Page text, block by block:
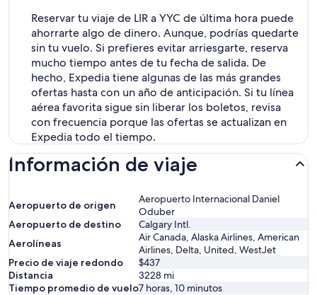
Reservar tu viaje de LIR a YYC de última hora puede
ahorrarte algo de dinero. Aunque, podrías quedarte
sin tu vuelo. Si prefieres evitar arriesgarte, reserva
mucho tiempo antes de tu fecha de salida. De
hecho, Expedia tiene algunas de las más grandes
ofertas hasta con un año de anticipación. Si tu línea
aérea favorita sigue sin liberar los boletos, revisa
con frecuencia porque las ofertas se actualizan en
Expedia todo el tiempo.
Información de viaje
Aeropuerto de origen
Aeropuerto Internacional Daniel
Oduber
Aeropuerto de destino
Calgary Intl.
Aerolíneas
Air Canada, Alaska Airlines, American
Airlines, Delta, United, WestJet
Precio de viaje redondo
$437
Distancia
3228 mi
Tiempo promedio de vuelo7 horas, 10 minutos